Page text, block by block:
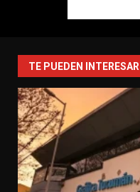
TE PUEDEN INTERESAR